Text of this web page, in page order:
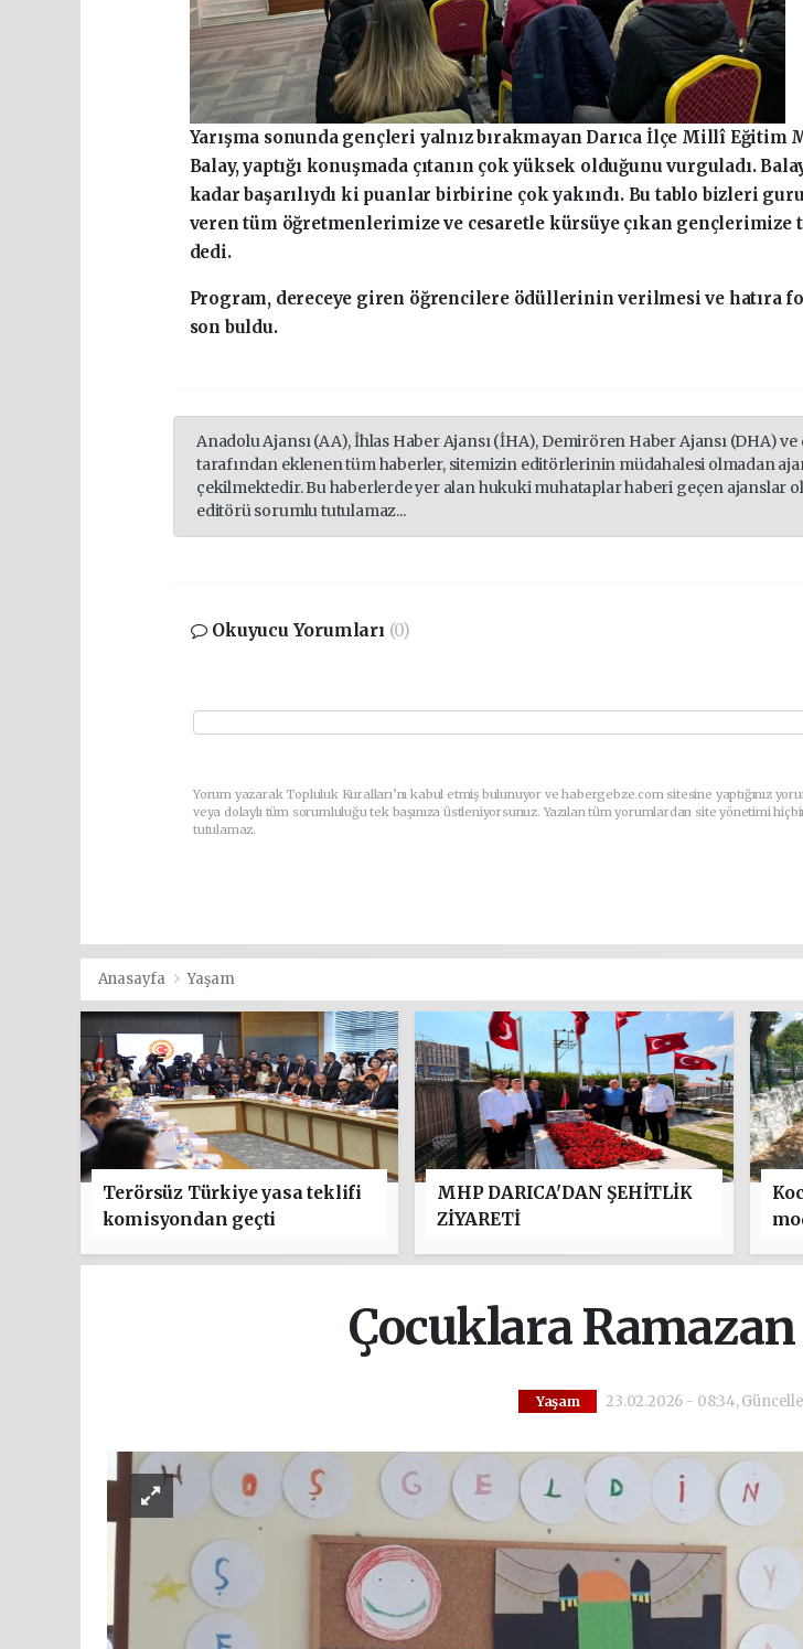
Yarışma sonunda gençleri yalnız bırakmayan Darıca İlçe Millî Eğitim
Balay, yaptığı konuşmada çıtanın çok yüksek olduğunu vurguladı.
kadar başarılıydı ki puanlar birbirine çok yakındı. Bu tablo bizleri
veren tüm öğretmenlerimize ve cesaretle kürsüye çıkan gençlerimize
dedi.
Program, dereceye giren öğrencilere ödüllerinin verilmesi ve hatıra
son buldu.
Anadolu Ajansı (AA), İhlas Haber Ajansı (İHA), Demirören Haber Ajansı (DHA)
tarafından eklenen tüm haberler, sitemizin editörlerinin müdahalesi olmadan
çekilmektedir. Bu haberlerde yer alan hukuki muhataplar haberi geçen ajanslar
editörü sorumlu tutulamaz...
Okuyucu Yorumları (0)
Yorum yazarak Topluluk Kuralları’nı kabul etmiş bulunuyor ve habergebze.com sitesine yaptığınız
veya dolaylı tüm sorumluluğu tek başınıza üstleniyorsunuz. Yazılan tüm yorumlardan site yönetimi
tutulamaz.
Anasayfa Yaşam
Terörsüz Türkiye yasa teklifi
komisyondan geçti
MHP DARICA'DAN ŞEHİTLİK
ZİYARETİ
Çocuklara Ramazan
Yaşam 23.02.2026 - 08:34,